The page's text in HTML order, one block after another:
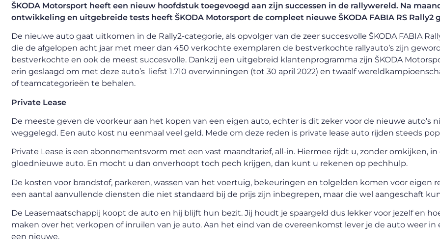
ŠKODA Motorsport heeft een nieuw hoofdstuk toegevoegd aan zijn successen in de rallywereld. Na
ontwikkeling en uitgebreide tests heeft ŠKODA Motorsport de compleet nieuwe ŠKODA FABIA RS Rally2
De nieuwe auto gaat uitkomen in de Rally2-categorie, als opvolger van de zeer succesvolle ŠKODA FABIA
die de afgelopen acht jaar met meer dan 450 verkochte exemplaren de bestverkochte rallyauto’s zijn
bestverkochte en ook de meest succesvolle. Dankzij een uitgebreid klantenprogramma zijn ŠKODA
erin geslaagd om met deze auto’s liefst 1.710 overwinningen (tot 30 april 2022) en twaalf
of teamcategorieën te behalen.
Private Lease
De meeste geven de voorkeur aan het kopen van een eigen auto, echter is dit zeker voor de nieuwe auto’s
weggelegd. Een auto kost nu eenmaal veel geld. Mede om deze reden is private lease auto rijden steeds
Private Lease is een abonnementsvorm met een vast maandtarief, all-in. Hiermee rijdt u, zonder omkijken, in
gloednieuwe auto. En mocht u dan onverhoopt toch pech krijgen, dan kunt u rekenen op pechhulp.
De kosten voor brandstof, parkeren, wassen van het voertuig, bekeuringen en tolgelden komen voor eigen
een aantal aanvullende diensten die niet standaard bij de prijs zijn inbegrepen, maar die wel aangeschaft
De Leasemaatschappij koopt de auto en hij blijft hun bezit. Jij houdt je spaargeld dus lekker voor jezelf en
maken over het verkopen of inruilen van je auto. Aan het eind van de overeenkomst lever je de auto weer in
een nieuwe.